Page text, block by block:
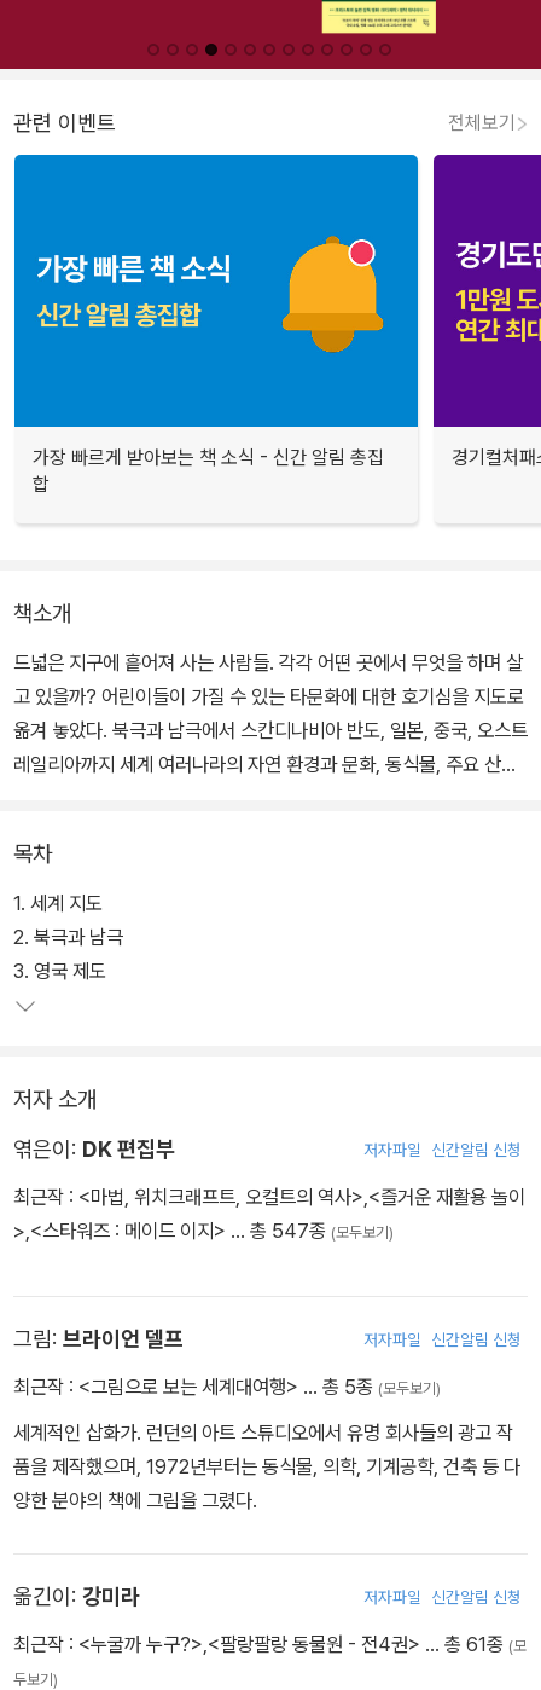
관련 이벤트 전체보기
가장 빠르게 받아보는 책 소식 - 신간 알림 총집
합
경기컬처
책소개
드넓은 지구에 흩어져 사는 사람들. 각각 어떤 곳에서 무엇을 하며 살
고 있을까? 어린이들이 가질 수 있는 타문화에 대한 호기심을 지도로
옮겨 놓았다. 북극과 남극에서 스칸디나비아 반도, 일본, 중국, 오스트
레일리아까지 세계 여러나라의 자연 환경과 문화, 동식물, 주요 산업
전세계 나라들의 국기, 큰도시들, 수도, 면적, 인구, 문화유적 등이 간
략하게 정리되어 있고, 딱딱한 기호대신 작은 부분까지 잘 살아 있는
세밀한 일러스트가 덧입혀져, 지도를 보고 있다는 느낌보다는 멋진
그림을 감상한다는 기분이 든다. 작은 그림만으로도 그 나라의 풍경
을 상상할 수 있는 점도 장점.
용에 있어서는 아시아와 아프리카 등 지금까지 소외된 지역에 대한
부분도 충실하게 실었다. 다만, 한국에 대한 정보가 티베트나 몽골, 동
다.
정확한 숫자와 함께 알려 준다. 같은 출판사에서 나온<나의 첫 지도
책>보다 좀더 높은 연령의 어린이를 위한 지도책으로 정보량 역시 많
* 본 도서는 2009년 12월 31일자로 출판사명이 "대교베텔스만"에
서 "대교출판"으로 변경되었습니다. 일부 도서의 경우 기존 출판사명
목차
1. 세계 지도
2. 북극과 남극
3. 영국 제도
저자 소개
엮은이: DK 편집부 저자파일 신간알림 신청
최근작 : <마법, 위치크래프트, 오컬트의 역사>,<즐거운 재활용 놀이
>,<스타워즈 : 메이드 이지> … 총 547종 (모두보기)
그림: 브라이언 델프 저자파일 신간알림 신청
최근작 : <그림으로 보는 세계대여행> … 총 5종 (모두보기)
세계적인 삽화가. 런던의 아트 스튜디오에서 유명 회사들의 광고 작
품을 제작했으며, 1972년부터는 동식물, 의학, 기계공학, 건축 등 다
양한 분야의 책에 그림을 그렸다.
옮긴이: 강미라 저자파일 신간알림 신청
최근작 : <누굴까 누구?>,<팔랑팔랑 동물원 - 전4권> … 총 61종 (모
두보기)